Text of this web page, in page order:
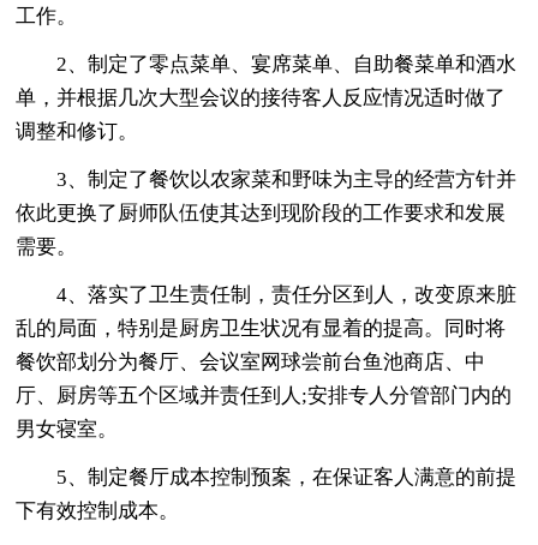
工作。
2、制定了零点菜单、宴席菜单、自助餐菜单和酒水
单，并根据几次大型会议的接待客人反应情况适时做了
调整和修订。
3、制定了餐饮以农家菜和野味为主导的经营方针并
依此更换了厨师队伍使其达到现阶段的工作要求和发展
需要。
4、落实了卫生责任制，责任分区到人，改变原来脏
乱的局面，特别是厨房卫生状况有显着的提高。同时将
餐饮部划分为餐厅、会议室网球尝前台鱼池商店、中
厅、厨房等五个区域并责任到人;安排专人分管部门内的
男女寝室。
5、制定餐厅成本控制预案，在保证客人满意的前提
下有效控制成本。